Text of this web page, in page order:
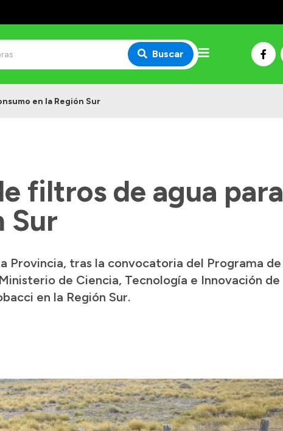
Buscar
en la Región Sur
filtros de agua para
Sur
Provincia, tras la convocatoria del Programa de
de Ciencia, Tecnología e Innovación de
en la Región Sur.